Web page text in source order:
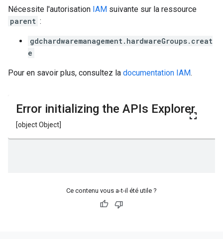
Nécessite l'autorisation IAM suivante sur la ressource
parent :
gdchardwaremanagement.hardwareGroups.creat
e
Pour en savoir plus, consultez la documentation IAM.
Ce contenu vous a-t-il été utile ?